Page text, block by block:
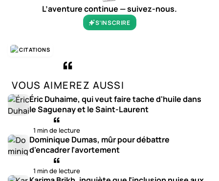
L’aventure continue — suivez-nous.
S’INSCRIRE
CITATIONS
VOUS AIMEREZ AUSSI
Éric Duhaime, qui veut faire tache d'huile dans
le Saguenay et le Saint-Laurent
1 min de lecture
Dominique Dumas, mûr pour débattre
d'encadrer l'avortement
1 min de lecture